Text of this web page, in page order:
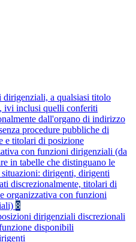
dirigenziali, a qualsiasi titolo
ivi inclusi quelli conferiti
dall'organo di indirizzo
procedure pubbliche di
e titolari di posizione
con funzioni dirigenziali (da
in tabelle che distinguano le
situazioni: dirigenti, dirigenti
discrezionalmente, titolari di
organizzativa con funzioni
8
dirigenziali discrezionali
disponibili